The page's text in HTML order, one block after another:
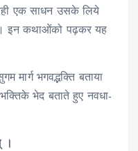
एक साधन उसके लिये
इन कथाओंको पढ़कर यह
मार्ग भगवद्भक्ति बताया
भेद बताते हुए नवधा-
।